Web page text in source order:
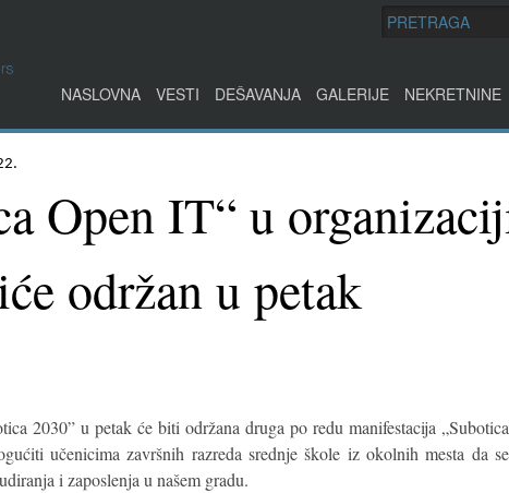
NASLOVNA VESTI DEŠAVANJA GALERIJE NEKRETNINE
Open IT“ u
održan u petak
2030” u petak će biti održana druga po redu manifestacija „Subotica
učenicima završnih razreda srednje škole iz okolnih mesta da se
i zaposlenja u našem gradu.